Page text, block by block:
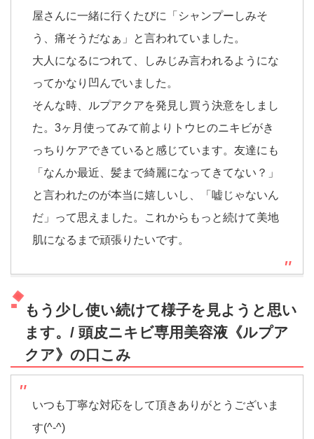
屋さんに一緒に行くたびに「シャンプーしみそ
う、痛そうだなぁ」と言われていました。
大人になるにつれて、しみじみ言われるようにな
ってかなり凹んでいました。
そんな時、ルプアクアを発見し買う決意をしまし
た。3ヶ月使ってみて前よりトウヒのニキビがき
っちりケアできていると感じています。友達にも
「なんか最近、髪まで綺麗になってきてない？」
と言われたのが本当に嬉しいし、「嘘じゃないん
だ」って思えました。これからもっと続けて美地
肌になるまで頑張りたいです。
もう少し使い続けて様子を見ようと思い
ます。/ 頭皮ニキビ専用美容液《ルプア
クア》の口こみ
いつも丁寧な対応をして頂きありがとうございま
す(^-^)